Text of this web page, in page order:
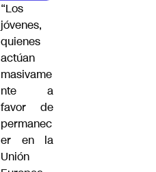
“Los
jóvenes,
quienes
actúan
masivame
nte a
favor de
permanec
er en la
Unión